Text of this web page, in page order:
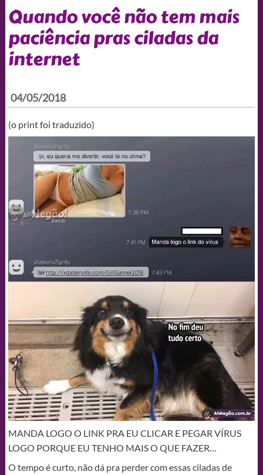
Quando você não tem mais
paciência pras ciladas da
internet
04/05/2018
(o print foi traduzido)
MANDA LOGO O LINK PRA EU CLICAR E PEGAR VÍRUS
LOGO PORQUE EU TENHO MAIS O QUE FAZER…
O tempo é curto, não dá pra perder com essas ciladas de